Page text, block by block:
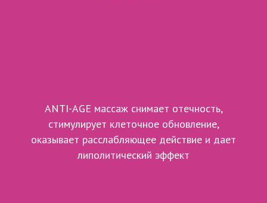
ANTI-AGE массаж снимает отечность,
стимулирует клеточное обновление,
оказывает расслабляющее действие и дает
липолитический эффект